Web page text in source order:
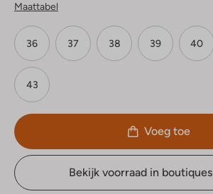
Maattabel
36 37 38 39 40
43
Voeg toe
Bekijk voorraad in boutiques